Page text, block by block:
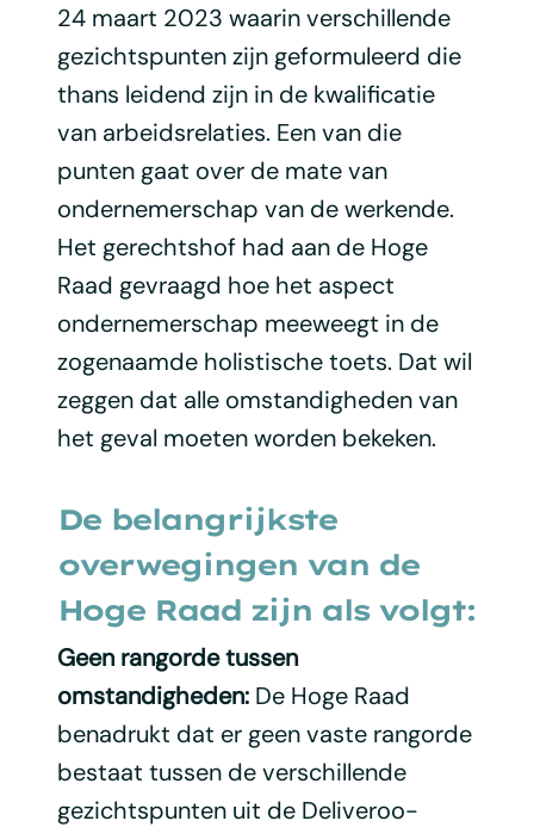
24 maart 2023 waarin verschillende
gezichtspunten zijn geformuleerd die
thans leidend zijn in de kwalificatie
van arbeidsrelaties. Een van die
punten gaat over de mate van
ondernemerschap van de werkende.
Het gerechtshof had aan de Hoge
Raad gevraagd hoe het aspect
ondernemerschap meeweegt in de
zogenaamde holistische toets. Dat wil
zeggen dat alle omstandigheden van
het geval moeten worden bekeken.
De belangrijkste
overwegingen van de
Hoge Raad zijn als volgt:
Geen rangorde tussen
omstandigheden:De Hoge Raad
benadrukt dat er geen vaste rangorde
bestaat tussen de verschillende
gezichtspunten uit de Deliveroo-